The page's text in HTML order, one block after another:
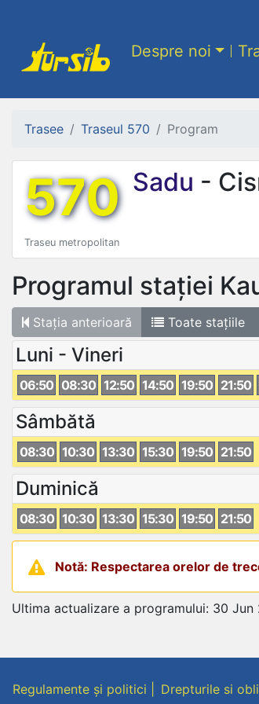
Despre noi
Trasee Traseul 570 Program
570 Sadu -
Traseu metropolitan
Programul stației
Stația anterioară Toate stațiile
Luni - Vineri
06:50 08:30 12:50 14:50 19:50 21:50
Sâmbătă
08:30 10:30 13:30 15:30 19:50 21:50
Duminică
08:30 10:30 13:30 15:30 19:50 21:50
Notă: Respectarea orelor de
Ultima actualizare a programului: 30 Jun
Regulamente și politici Drepturile si